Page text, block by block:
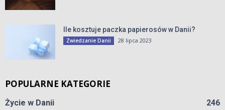
Ile kosztuje paczka papierosów w Danii?
Zwiedzanie Danii 28 lipca 2023
POPULARNE KATEGORIE
Życie w Danii 246